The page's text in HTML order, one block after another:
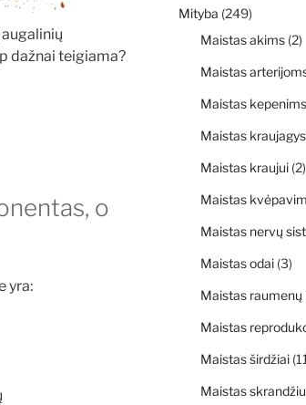
dažnai teigiama?
o
yra:
Mityba (249)
Maistas akims(2)
Maistas
Maistas kepenims
Maistas
Maistas kraujui(2)
Maistas
Maistas nervų
Maistas odai(3)
Maistas raumenų
Maistas
Maistas širdžiai
Maistas